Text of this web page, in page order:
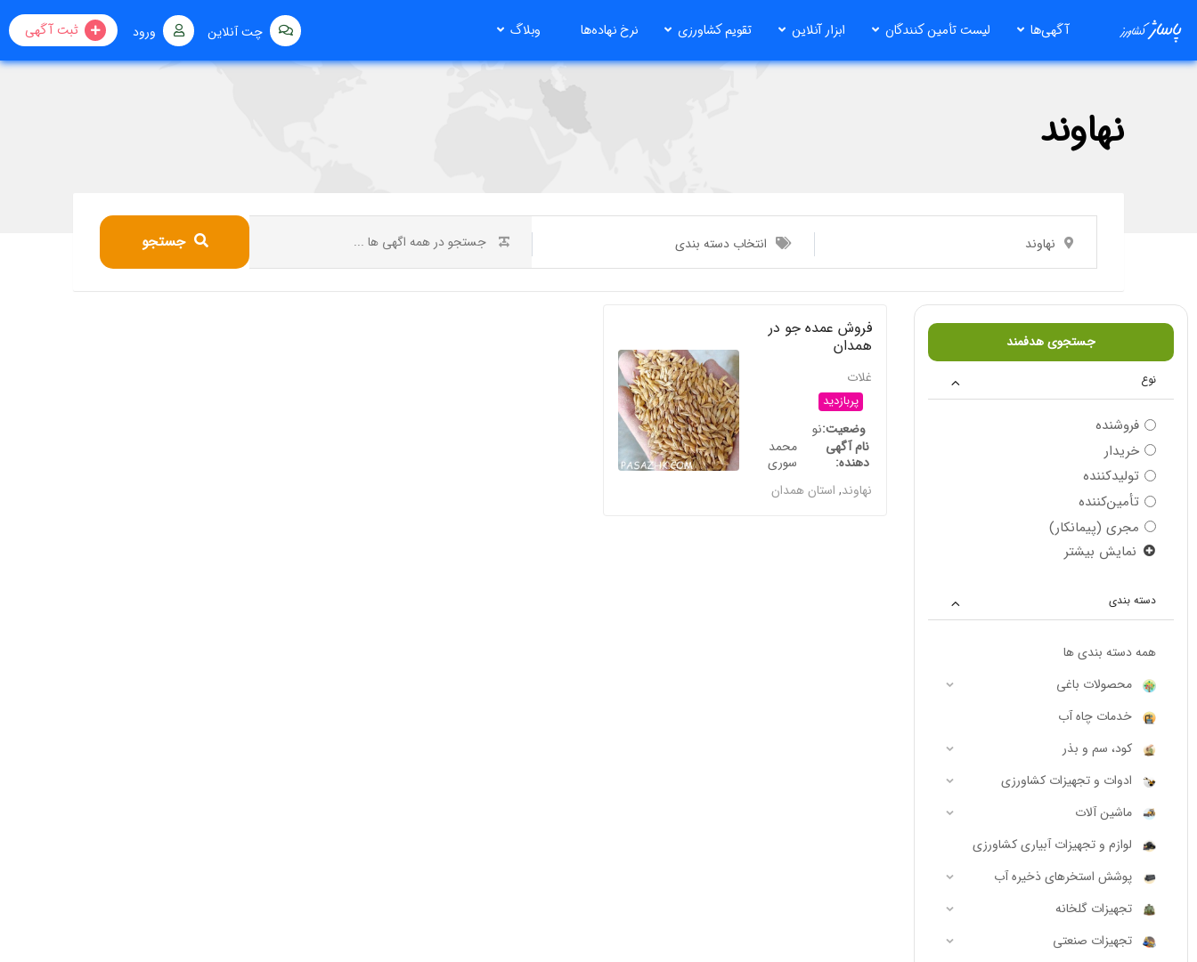
محتوا
ثبت آگهی ورود چت آنلاین آگهی‌ها لیست تأمین کنندگان ابزار آنلاین تقویم کشاورزی نرخ نهاده‌ها وبلاگ
نهاوند
نهاوند انتخاب دسته بندی جستجو
جستجوی هدفمند
نوع
فروشنده
خریدار
تولیدکننده
تأمین‌کننده
مجری (پیمانکار)
نمایش بیشتر
دسته بندی
همه دسته بندی ها
محصولات باغی
خدمات چاه آب
کود، سم و بذر
ادوات و تجهیزات کشاورزی
ماشین آلات
لوازم و تجهیزات آبیاری کشاورزی
پوشش استخرهای ذخیره آب
تجهیزات گلخانه
تجهیزات صنعتی
فروش عمده جو در
همدان
غلات
پربازدید
وضعیت نو
نام آگهی
دهنده
محمد
سوری
نهاوند, استان همدان